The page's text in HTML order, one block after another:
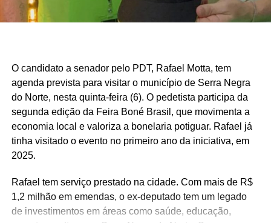
O candidato a senador pelo PDT, Rafael Motta, tem
agenda prevista para visitar o município de Serra Negra
do Norte, nesta quinta-feira (6). O pedetista participa da
segunda edição da Feira Boné Brasil, que movimenta a
economia local e valoriza a bonelaria potiguar. Rafael já
tinha visitado o evento no primeiro ano da iniciativa, em
2025.
Rafael tem serviço prestado na cidade. Com mais de R$
1,2 milhão em emendas, o ex-deputado tem um legado
de investimentos em áreas como saúde, educação,